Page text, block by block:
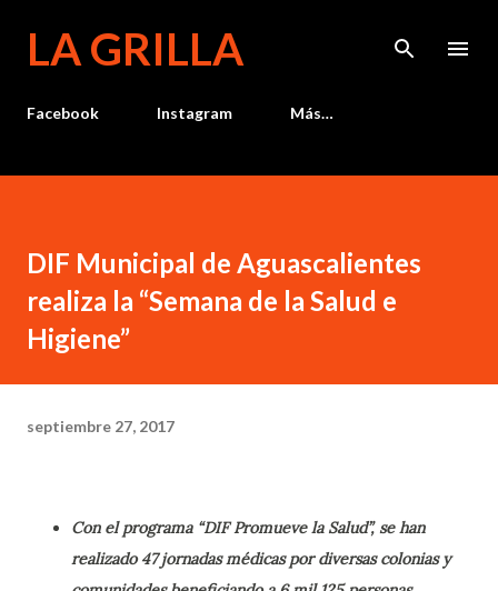
LA GRILLA
Facebook Instagram Más…
DIF Municipal de Aguascalientes
realiza la “Semana de la Salud e
Higiene”
septiembre 27, 2017
Con el programa “DIF Promueve la Salud”, se han
realizado 47 jornadas médicas por diversas colonias y